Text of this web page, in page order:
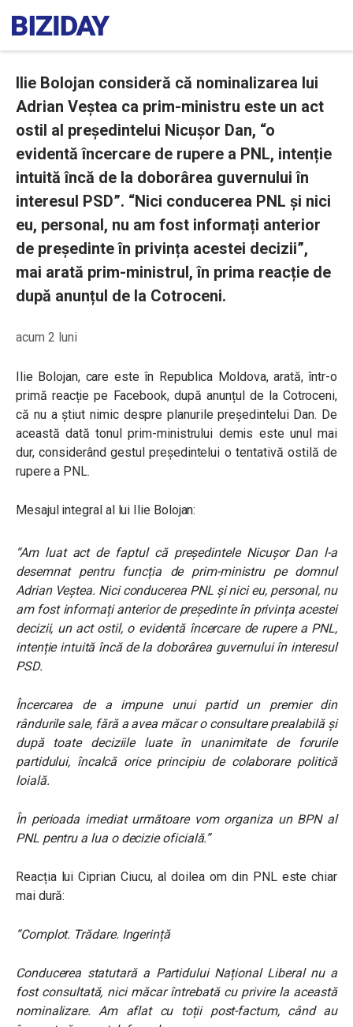
Ilie Bolojan consideră că nominalizarea lui
Adrian Veștea ca prim-ministru este un act
ostil al președintelui Nicușor Dan, “o
evidentă încercare de rupere a PNL, intenție
intuită încă de la doborârea guvernului în
interesul PSD”. “Nici conducerea PNL și nici
eu, personal, nu am fost informați anterior
de președinte în privința acestei decizii”,
mai arată prim-ministrul, în prima reacție de
după anunțul de la Cotroceni.
acum 2 luni
Ilie Bolojan, care este în Republica Moldova, arată, într-o
primă reacție pe Facebook, după anunțul de la Cotroceni,
că nu a știut nimic despre planurile președintelui Dan. De
această dată tonul prim-ministrului demis este unul mai
dur, considerând gestul președintelui o tentativă ostilă de
rupere a PNL.
Mesajul integral al lui Ilie Bolojan:
“Am luat act de faptul că președintele Nicușor Dan l-a
desemnat pentru funcția de prim-ministru pe domnul
Adrian Veștea. Nici conducerea PNL și nici eu, personal, nu
am fost informați anterior de președinte în privința acestei
decizii, un act ostil, o evidentă încercare de rupere a PNL,
intenție intuită încă de la doborârea guvernului în interesul
PSD.
Încercarea de a impune unui partid un premier din
rândurile sale, fără a avea măcar o consultare prealabilă și
după toate deciziile luate în unanimitate de forurile
partidului, încalcă orice principiu de colaborare politică
loială.
În perioada imediat următoare vom organiza un BPN al
PNL pentru a lua o decizie oficială.”
Reacția lui Ciprian Ciucu, al doilea om din PNL este chiar
mai dură:
“Complot. Trădare. Ingerință
Conducerea statutară a Partidului Național Liberal nu a
fost consultată, nici măcar întrebată cu privire la această
nominalizare. Am aflat cu toții post-factum, când au